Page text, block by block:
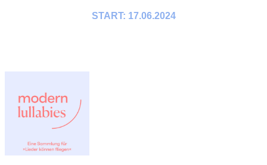
START: 17.06.2024